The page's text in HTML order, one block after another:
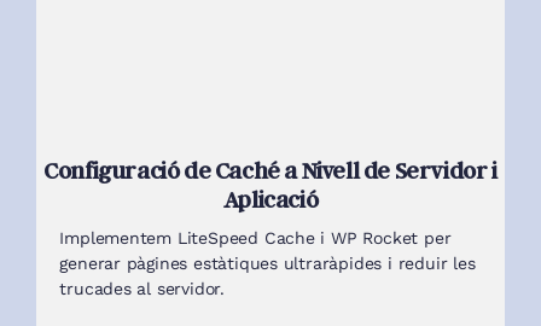
Configuració de Caché a Nivell de Servidor i
Aplicació
Implementem LiteSpeed ​​Cache i WP Rocket per
generar pàgines estàtiques ultraràpides i reduir les
trucades al servidor.